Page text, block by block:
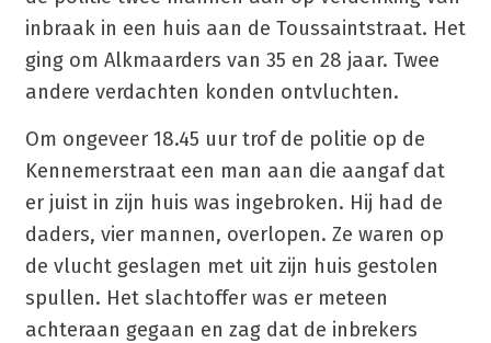
inbraak in een huis aan de Toussaintstraat. Het
ging om Alkmaarders van 35 en 28 jaar. Twee
andere verdachten konden ontvluchten.
Om ongeveer 18.45 uur trof de politie op de
Kennemerstraat een man aan die aangaf dat
er juist in zijn huis was ingebroken. Hij had de
daders, vier mannen, overlopen. Ze waren op
de vlucht geslagen met uit zijn huis gestolen
spullen. Het slachtoffer was er meteen
achteraan gegaan en zag dat de inbrekers